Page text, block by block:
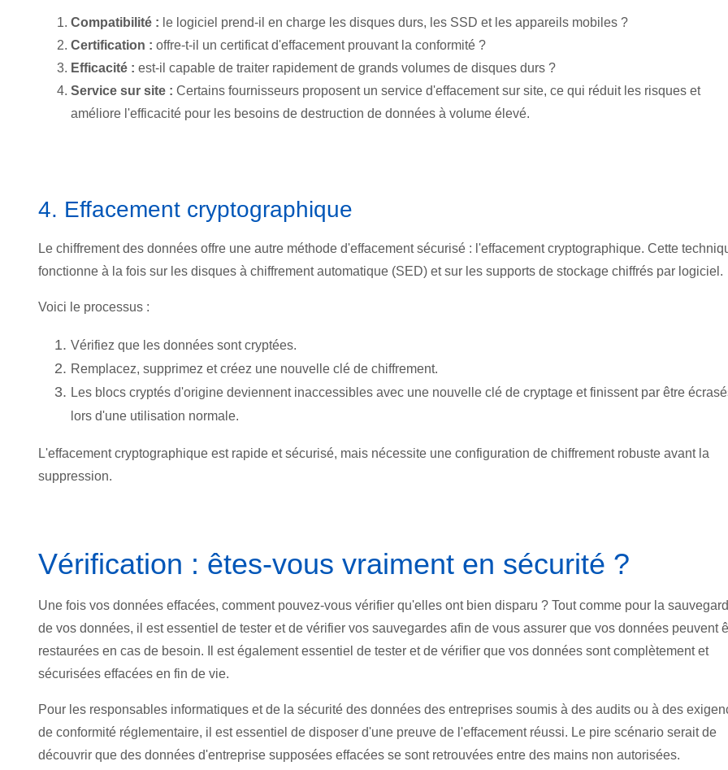
Compatibilité : le logiciel prend-il en charge les disques durs, les SSD et les appareils mobiles ?
Certification : offre-t-il un certificat d'effacement prouvant la conformité ?
Efficacité : est-il capable de traiter rapidement de grands volumes de disques durs ?
Service sur site : Certains fournisseurs proposent un service d'effacement sur site, ce qui réduit les risques et
améliore l'efficacité pour les besoins de destruction de données à volume élevé.
4. Effacement cryptographique
Le chiffrement des données offre une autre méthode d'effacement sécurisé : l'effacement cryptographique. Cette
fonctionne à la fois sur les disques à chiffrement automatique (SED) et sur les supports de stockage chiffrés par logiciel.
Voici le processus :
Vérifiez que les données sont cryptées.
Remplacez, supprimez et créez une nouvelle clé de chiffrement.
Les blocs cryptés d'origine deviennent inaccessibles avec une nouvelle clé de cryptage et finissent par être
lors d'une utilisation normale.
L'effacement cryptographique est rapide et sécurisé, mais nécessite une configuration de chiffrement robuste avant la
suppression.
Vérification : êtes-vous vraiment en sécurité ?
Une fois vos données effacées, comment pouvez-vous vérifier qu'elles ont bien disparu ? Tout comme pour la
de vos données, il est essentiel de tester et de vérifier vos sauvegardes afin de vous assurer que vos données peuvent
restaurées en cas de besoin. Il est également essentiel de tester et de vérifier que vos données sont complètement et
sécurisées effacées en fin de vie.
Pour les responsables informatiques et de la sécurité des données des entreprises soumis à des audits ou à des
de conformité réglementaire, il est essentiel de disposer d'une preuve de l'effacement réussi. Le pire scénario serait de
découvrir que des données d'entreprise supposées effacées se sont retrouvées entre des mains non autorisées.